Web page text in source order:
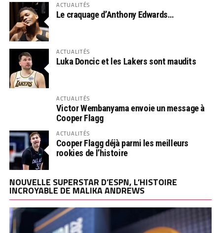
ACTUALITÉS
Le craquage d’Anthony Edwards…
ACTUALITÉS
Luka Doncic et les Lakers sont maudits
ACTUALITÉS
Victor Wembanyama envoie un message à
Cooper Flagg
ACTUALITÉS
Cooper Flagg déjà parmi les meilleurs
rookies de l’histoire
NOUVELLE SUPERSTAR D’ESPN, L’HISTOIRE
INCROYABLE DE MALIKA ANDREWS